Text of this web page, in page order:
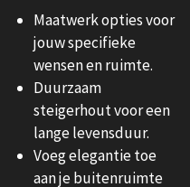
Maatwerk opties voor
jouw specifieke
wensen en ruimte.
Duurzaam
steigerhout voor een
lange levensduur.
Voeg elegantie toe
aan je buitenruimte